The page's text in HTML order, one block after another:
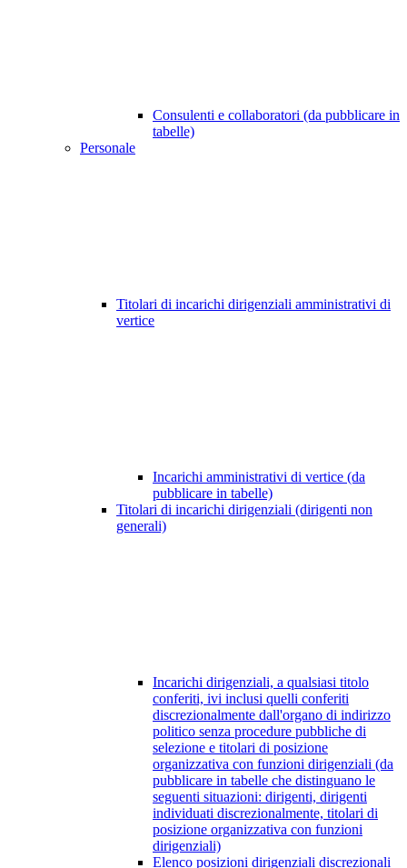
Consulenti e collaboratori (da pubblicare in
tabelle)
Personale
Titolari di incarichi dirigenziali amministrativi di
vertice
Incarichi amministrativi di vertice (da
pubblicare in tabelle)
Titolari di incarichi dirigenziali (dirigenti non
generali)
Incarichi dirigenziali, a qualsiasi titolo
conferiti, ivi inclusi quelli conferiti
discrezionalmente dall'organo di indirizzo
politico senza procedure pubbliche di
selezione e titolari di posizione
organizzativa con funzioni dirigenziali (da
pubblicare in tabelle che distinguano le
seguenti situazioni: dirigenti, dirigenti
individuati discrezionalmente, titolari di
posizione organizzativa con funzioni
dirigenziali)
Elenco posizioni dirigenziali discrezionali